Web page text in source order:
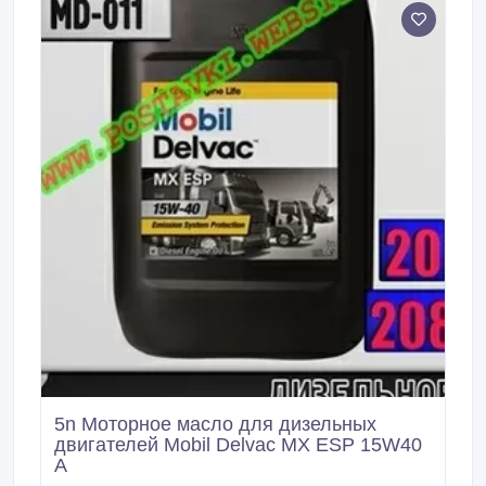
требования практически всех крупных европейских
и американских производителей двигателей или
соответствует им.
5n Моторное масло для дизельных
двигателей Mobil Delvac MX ESP 15W40
А